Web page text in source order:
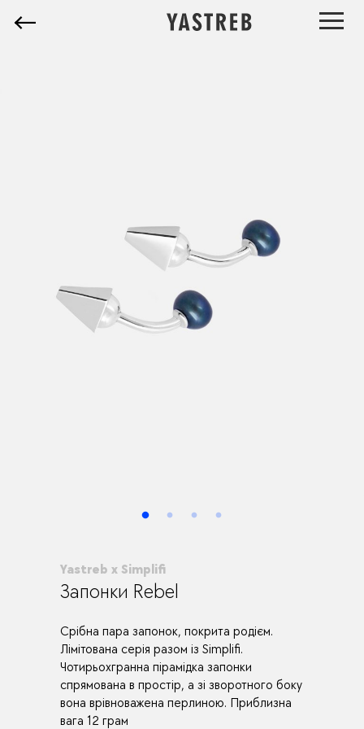
Yastreb x Simplifi
Запонки Rebel
Срібна пара запонок, покрита родієм.
Лімітована серія разом із Simplifi.
Чотирьохгранна пірамідка запонки
спрямована в простір, а зі зворотного боку
вона врівноважена перлиною. Приблизна
вага 12 грам